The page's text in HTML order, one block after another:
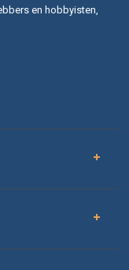
en hobbyisten,